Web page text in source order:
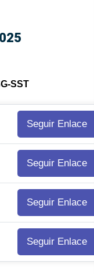
SST
Seguir Enlace
Seguir Enlace
Seguir Enlace
Seguir Enlace